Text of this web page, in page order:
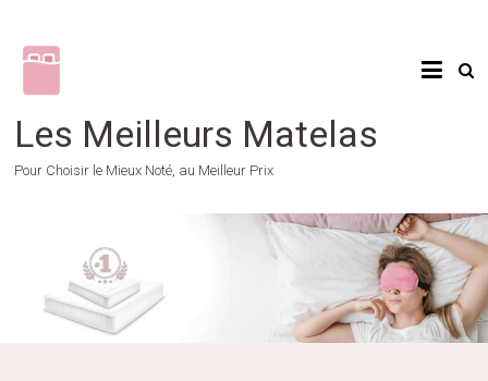
content
Les Meilleurs Matelas
Pour Choisir le Mieux Noté, au Meilleur Prix